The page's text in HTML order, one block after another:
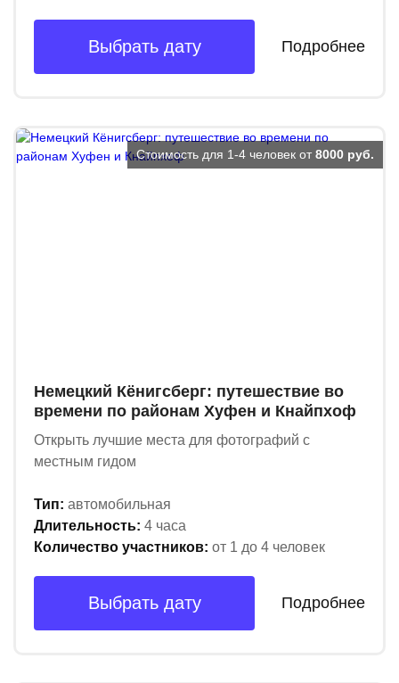
Выбрать дату Подробнее
Немецкий Кёнигсберг: путешествие во
времени по районам Хуфен и Кнайпхоф
Открыть лучшие места для фотографий с
местным гидом
Тип: автомобильная
Длительность: 4 часа
Количество участников: от 1 до 4 человек
Стоимость для 1-4 человек от 8000 руб.
Выбрать дату Подробнее